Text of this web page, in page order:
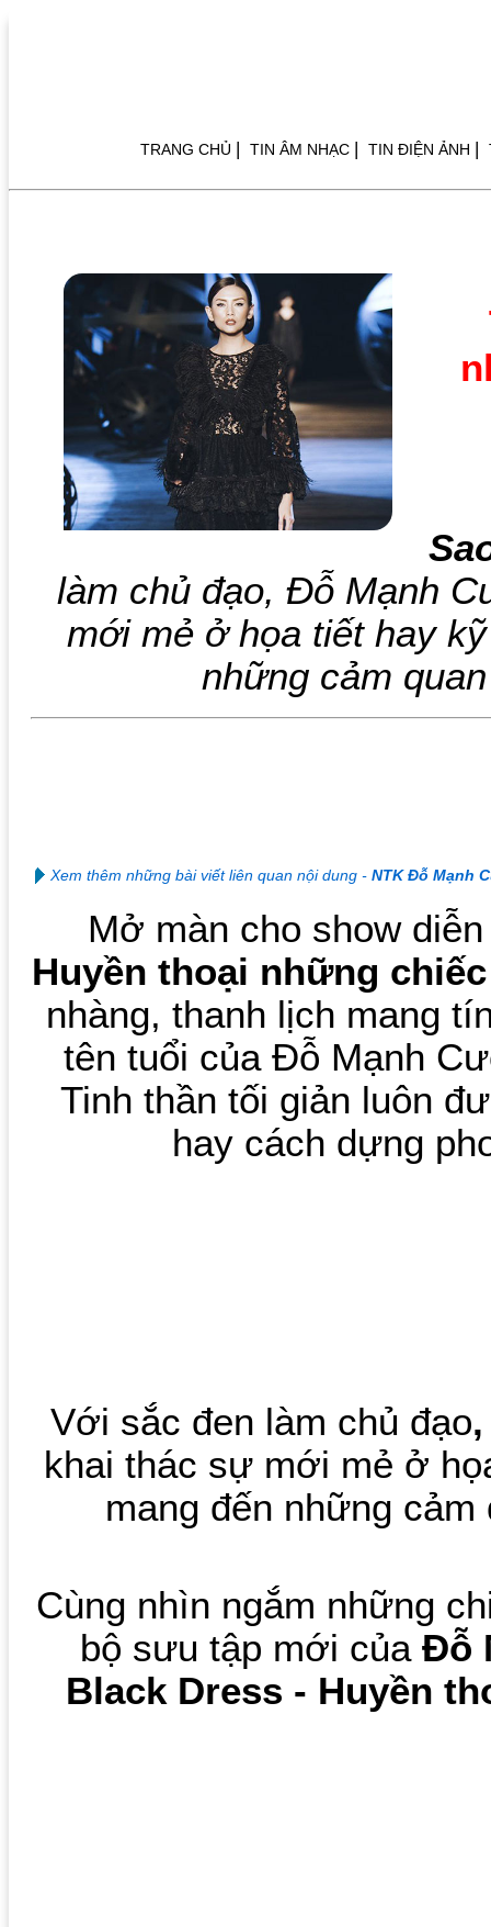
TRANG CHỦ | TIN ÂM NHẠC | TIN ĐIỆN ẢNH |
làm chủ đạo, Đỗ Mạnh
mới mẻ ở họa tiết hay
những cảm
Xem thêm những bài viết liên quan nội dung - NTK Đỗ Mạnh
Mở màn cho show diễn
Huyền thoại những
nhàng, thanh lịch mang
tên tuổi của Đỗ Mạnh
Tinh thần tối giản luôn
hay cách dựng
Với sắc đen làm chủ đạo
khai thác sự mới mẻ ở
mang đến những
Cùng nhìn ngắm những
bộ sưu tập mới của Đỗ
Black Dress - Huyền